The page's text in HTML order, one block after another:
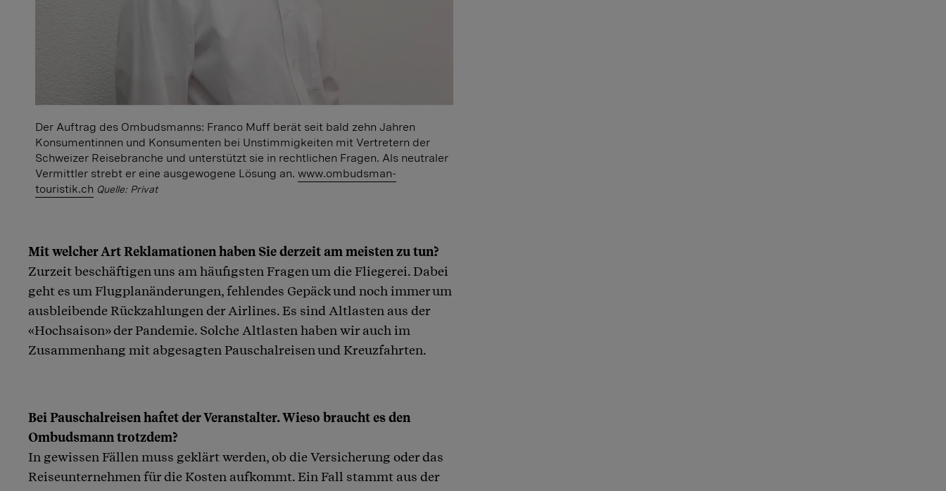
Der Auftrag des Ombudsmanns: Franco Muff berät seit bald zehn Jahren
Konsumentinnen und Konsumenten bei Unstimmigkeiten mit Vertretern der
Schweizer Reisebranche und unterstützt sie in rechtlichen Fragen. Als neutraler
Vermittler strebt er eine ausgewogene Lösung an. www.ombudsman-
touristik.ch Quelle: Privat
Mit welcher Art Reklamationen haben Sie derzeit am meisten zu tun?
Zurzeit beschäftigen uns am häufigsten Fragen um die Fliegerei. Dabei
geht es um Flugplanänderungen, fehlendes Gepäck und noch immer um
ausbleibende Rückzahlungen der Airlines. Es sind Altlasten aus der
«Hochsaison» der Pandemie. Solche Altlasten haben wir auch im
Zusammenhang mit abgesagten Pauschalreisen und Kreuzfahrten.
Bei Pauschalreisen haftet der Veranstalter. Wieso braucht es den
Ombudsmann trotzdem?
In gewissen Fällen muss geklärt werden, ob die Versicherung oder das
Reiseunternehmen für die Kosten aufkommt. Ein Fall stammt aus der